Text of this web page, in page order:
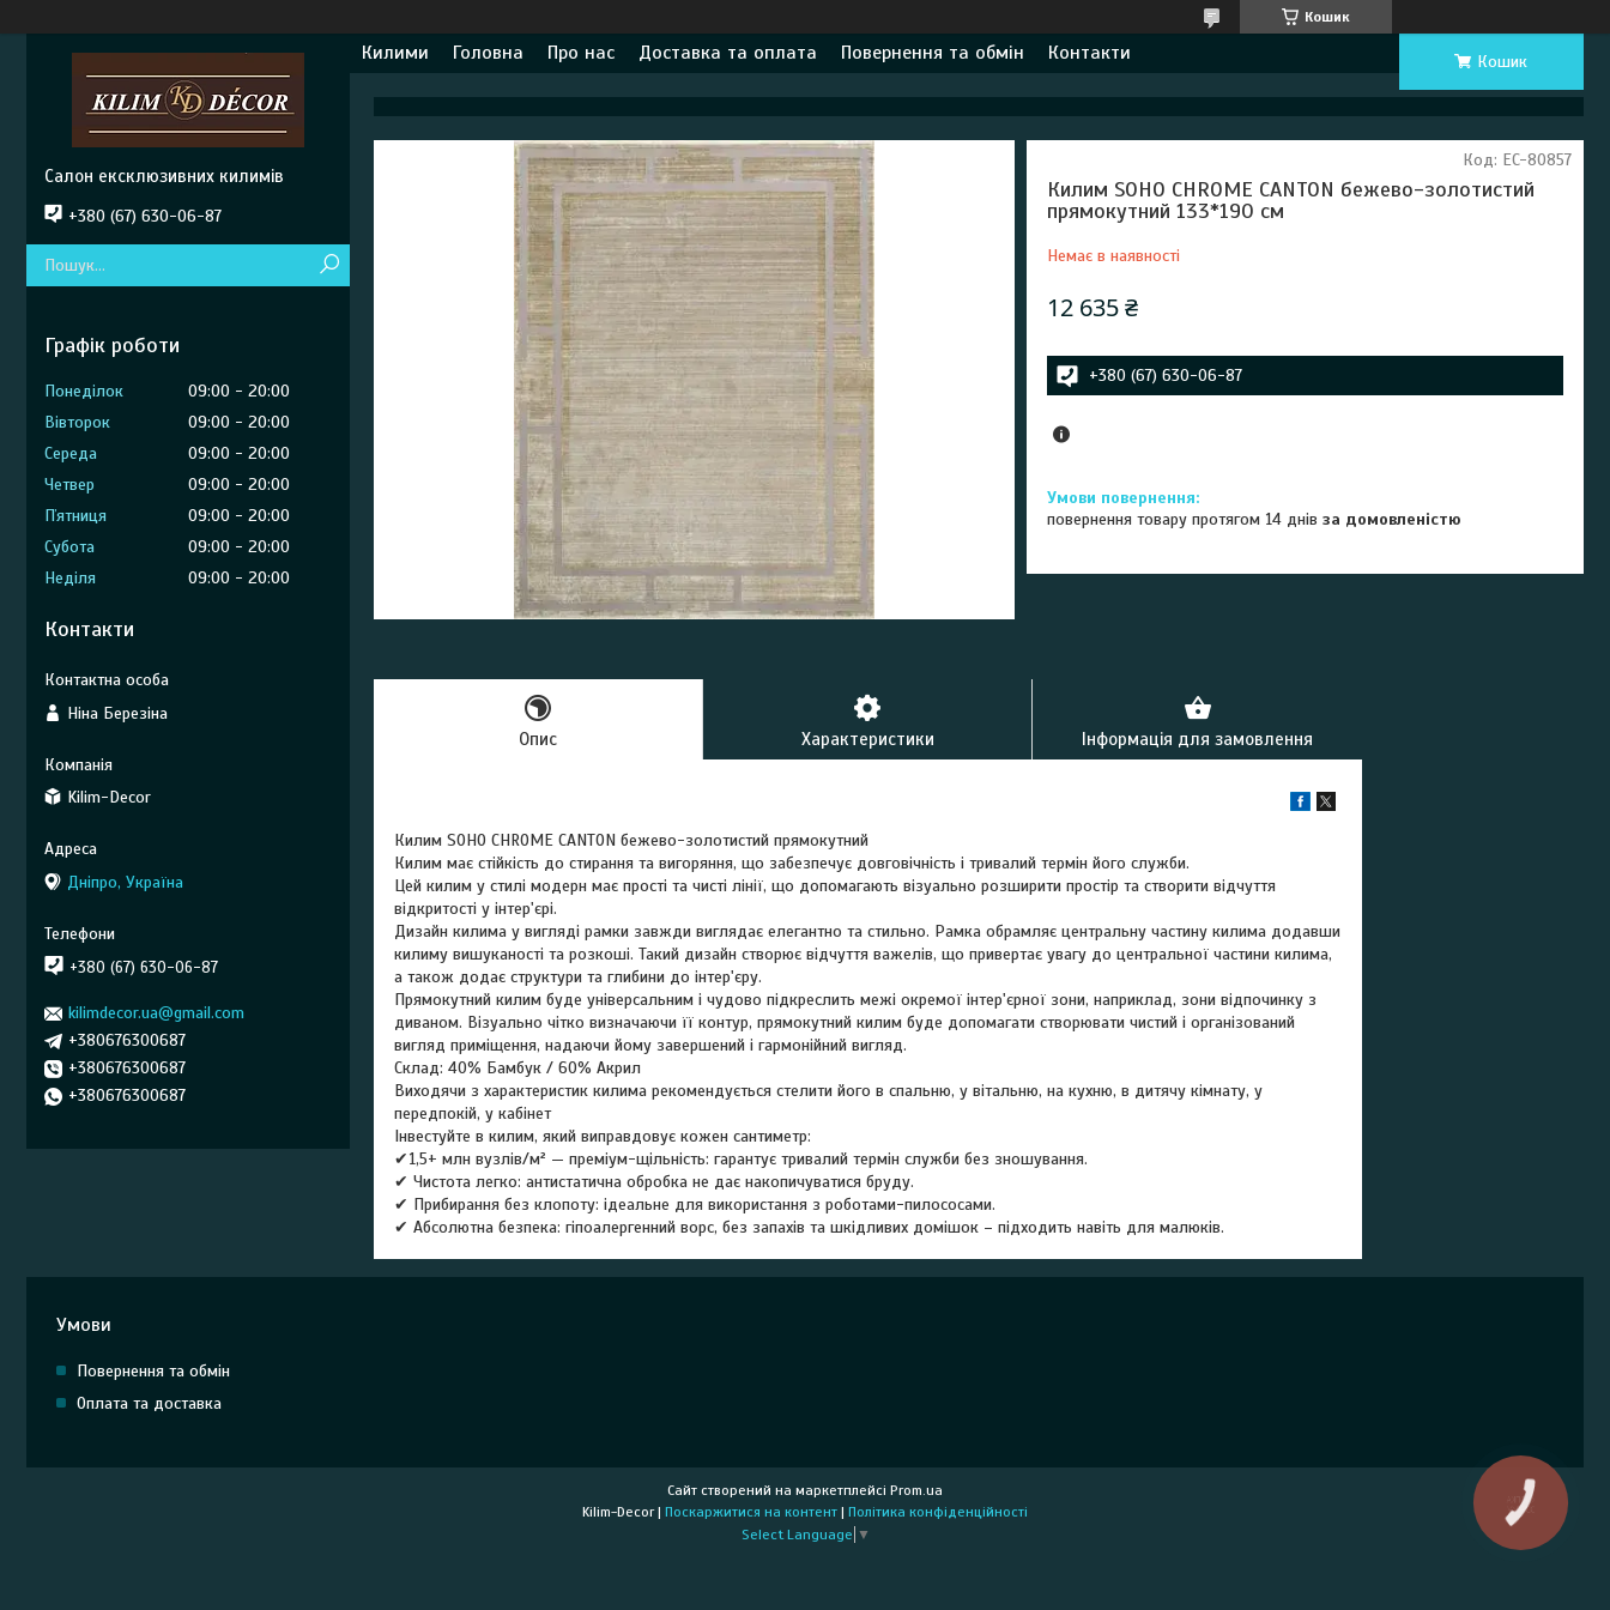
Кошик
Килими Головна Про нас Доставка та оплата Повернення та обмін Контакти Кошик
Килим SOHO CHROME CANTON бежево-золотистий
прямокутний 133*190 см
Немає в наявності
Код: EC-80857
12 635 ₴
+380 (67) 630-06-87
повернення товару протягом 14 днівза домовленістю
Опис Характеристики Інформація для замовлення
Килим SOHO CHROME CANTON бежево-золотистий прямокутний
Килим має стійкість до стирання та вигоряння, що забезпечує довговічність і тривалий термін його служби.
Цей килим у стилі модерн має прості та чисті лінії, що допомагають візуально розширити простір та створити відчуття
відкритості у інтер'єрі.
Дизайн килима у вигляді рамки завжди виглядає елегантно та стильно. Рамка обрамляє центральну частину килима додавши
килиму вишуканості та розкоші. Такий дизайн створює відчуття важелів, що привертає увагу до центральної частини килима,
а також додає структури та глибини до інтер'єру.
Прямокутний килим буде універсальним і чудово підкреслить межі окремої інтер'єрної зони, наприклад, зони відпочинку з
диваном. Візуально чітко визначаючи її контур, прямокутний килим буде допомагати створювати чистий і організований
вигляд приміщення, надаючи йому завершений і гармонійний вигляд.
Склад: 40% Бамбук / 60% Акрил
Виходячи з характеристик килима рекомендується стелити його в спальню, у вітальню, на кухню, в дитячу кімнату, у
передпокій, у кабінет
Інвестуйте в килим, який виправдовує кожен сантиметр:
✔1,5+ млн вузлів/м² — преміум-щільність: гарантує тривалий термін служби без зношування.
✔ Чистота легко: антистатична обробка не дає накопичуватися бруду.
✔ Прибирання без клопоту: ідеальне для використання з роботами-пилососами.
✔ Абсолютна безпека: гіпоалергенний ворс, без запахів та шкідливих домішок – підходить навіть для малюків.
Салон ексклюзивних килимів
+380 (67) 630-06-87
Графік роботи
Понеділок 09:00
20:00
Вівторок
09:00
20:00
Середа
09:00
20:00
Четвер
09:00
20:00
Пʼятниця
09:00
20:00
Субота
09:00
20:00
Неділя
09:00 20:00
Контакти
Ніна Березіна
Kilim-Decor
Дніпро, Україна
+380 (67) 630-06-87
kilimdecor.ua@gmail.com
+380676300687
+380676300687
+380676300687
Умови
Повернення та обмін
Оплата та доставка
Сайт створений на маркетплейсі Prom.ua
Kilim-Decor | Поскаржитися на контент | Політика конфіденційності
Select Language ▼
КНОПКА
ЗВ'ЯЗКУ